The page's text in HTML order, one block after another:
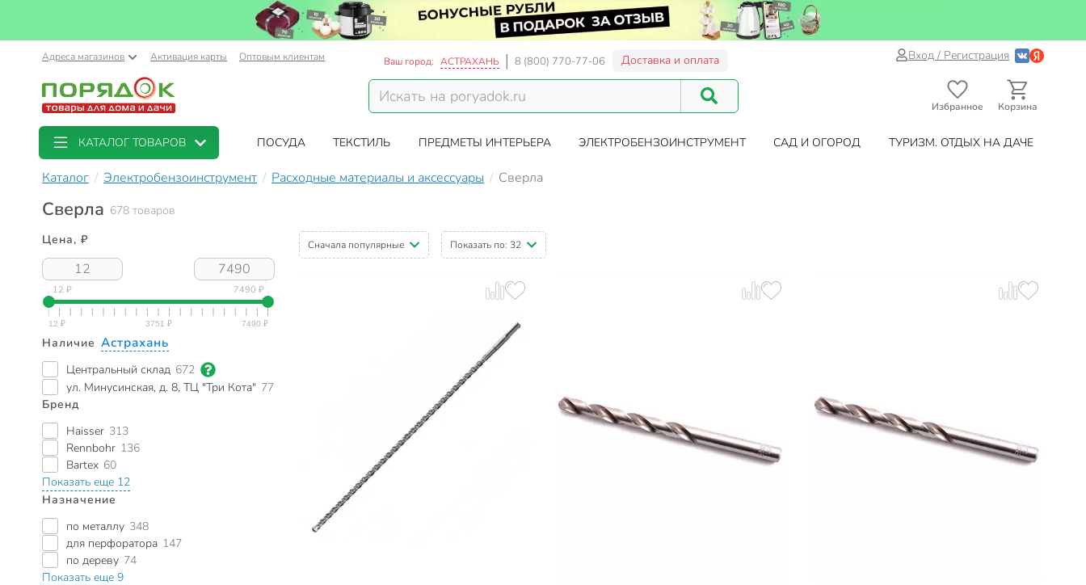
Адреса магазинов Активация карты Оптовым клиентам Ваш город: АСТРАХАНЬ 8 (800) 770-77-06 Доставка и оплата Вход / Регистрация
Избранное Корзина
КАТАЛОГ ТОВАРОВ ПОСУДА ТЕКСТИЛЬ ПРЕДМЕТЫ ИНТЕРЬЕРА ЭЛЕКТРОБЕНЗОИНСТРУМЕНТ САД И ОГОРОД ТУРИЗМ. ОТДЫХ НА ДАЧЕ
Каталог Электробензоинструмент Расходные материалы и аксессуары Сверла
Сверла 678 товаров
Цена, ₽
12 ₽ 7490 ₽
Наличие Астрахань
Центральный склад 672
ул. Минусинская, д. 8, ТЦ "Три Кота" 77
Бренд
Haisser 313
Rennbohr 136
Bartex 60
Показать еще 12
Назначение
по металлу 348
для перфоратора 147
по дереву 74
Показать еще 9
Сначала популярные Показать по: 32